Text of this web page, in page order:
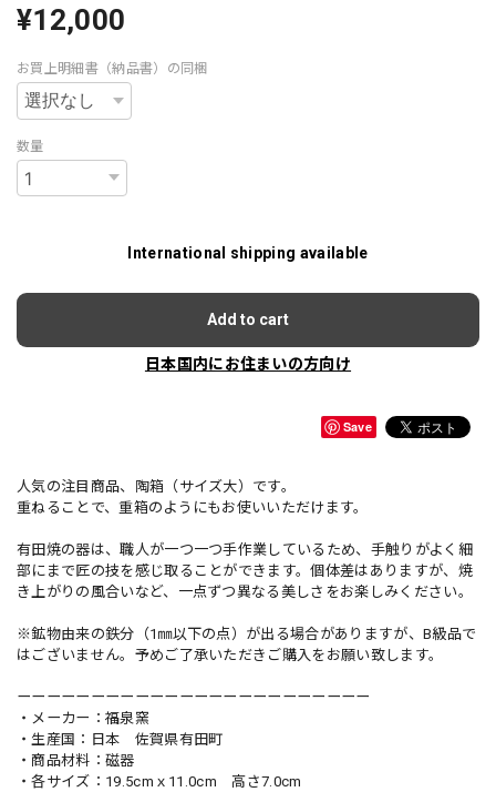
¥12,000
お買上明細書（納品書）の同梱
数量
International shipping available
Add to cart
日本国内にお住まいの方向け
Save
人気の注目商品、陶箱（サイズ大）です。
重ねることで、重箱のようにもお使いいただけます。
有田焼の器は、職人が一つ一つ手作業しているため、手触りがよく細
部にまで匠の技を感じ取ることができます。個体差はありますが、焼
き上がりの風合いなど、一点ずつ異なる美しさをお楽しみください。
※鉱物由来の鉄分（1㎜以下の点）が出る場合がありますが、B級品で
はございません。予めご了承いただきご購入をお願い致します。
ーーーーーーーーーーーーーーーーーーーーーーーー
・メーカー：福泉窯
・生産国：日本 佐賀県有田町
・商品材料：磁器
・各サイズ：19.5cmｘ11.0cm 高さ7.0cm